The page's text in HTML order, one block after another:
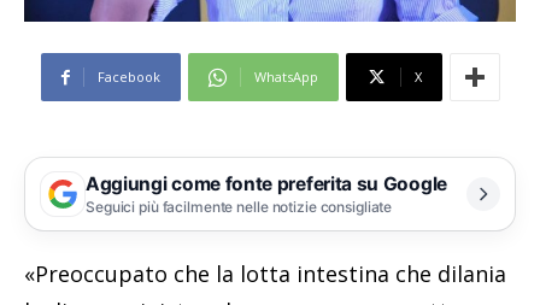
Facebook WhatsApp X
Aggiungi come fonte preferita su Google
Seguici più facilmente nelle notizie consigliate
«Preoccupato che la lotta intestina che dilania